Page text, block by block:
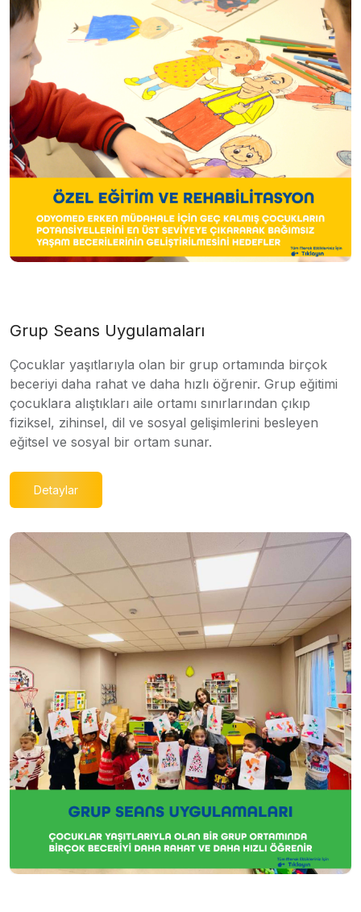
Grup Seans Uygulamaları
Çocuklar yaşıtlarıyla olan bir grup ortamında birçok
beceriyi daha rahat ve daha hızlı öğrenir. Grup eğitimi
çocuklara alıştıkları aile ortamı sınırlarından çıkıp
fiziksel, zihinsel, dil ve sosyal gelişimlerini besleyen
eğitsel ve sosyal bir ortam sunar.
Detaylar